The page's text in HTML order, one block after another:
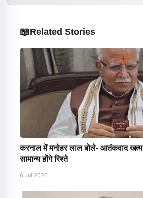
📖Related Stories
करनाल में मनोहर लाल बोले- आतंकवाद खत्म
सामान्य होंगे रिश्ते
6 Jul 2026